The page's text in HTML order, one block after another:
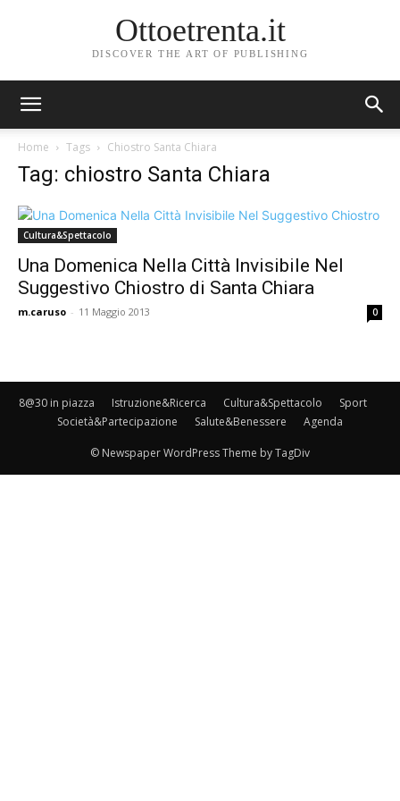
Ottoetrenta.it
DISCOVER THE ART OF PUBLISHING
Home Tags Chiostro Santa Chiara
Tag: chiostro Santa Chiara
Cultura&Spettacolo
Una Domenica Nella Città Invisibile Nel
Suggestivo Chiostro di Santa Chiara
m.caruso - 11 Maggio 2013 0
8@30 in piazza Istruzione&Ricerca Cultura&Spettacolo
Sport
Società&Partecipazione
Salute&Benessere Agenda
© Newspaper WordPress Theme by TagDiv